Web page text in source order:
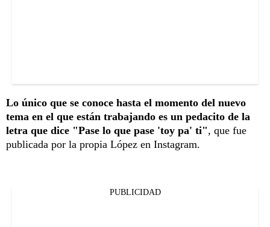
Lo único que se conoce hasta el momento del nuevo
tema en el que están trabajando es un pedacito de la
letra que dice "Pase lo que pase 'toy pa' ti", que fue
publicada por la propia López en Instagram.
PUBLICIDAD